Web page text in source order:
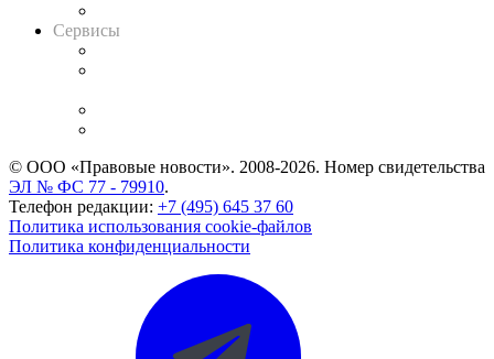
Сервисы
© ООО «Правовые новости». 2008-2026. Номер свидетельства
ЭЛ № ФС 77 - 79910.
Телефон редакции: +7 (495) 645 37 60
Политика использования cookie-файлов
Политика конфиденциальности